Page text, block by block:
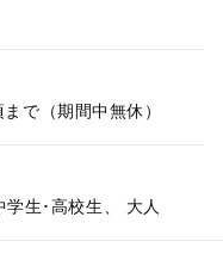
で（期間中無休）
生･高校生、 大人